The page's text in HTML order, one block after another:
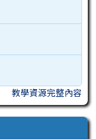
教學資源完整內容